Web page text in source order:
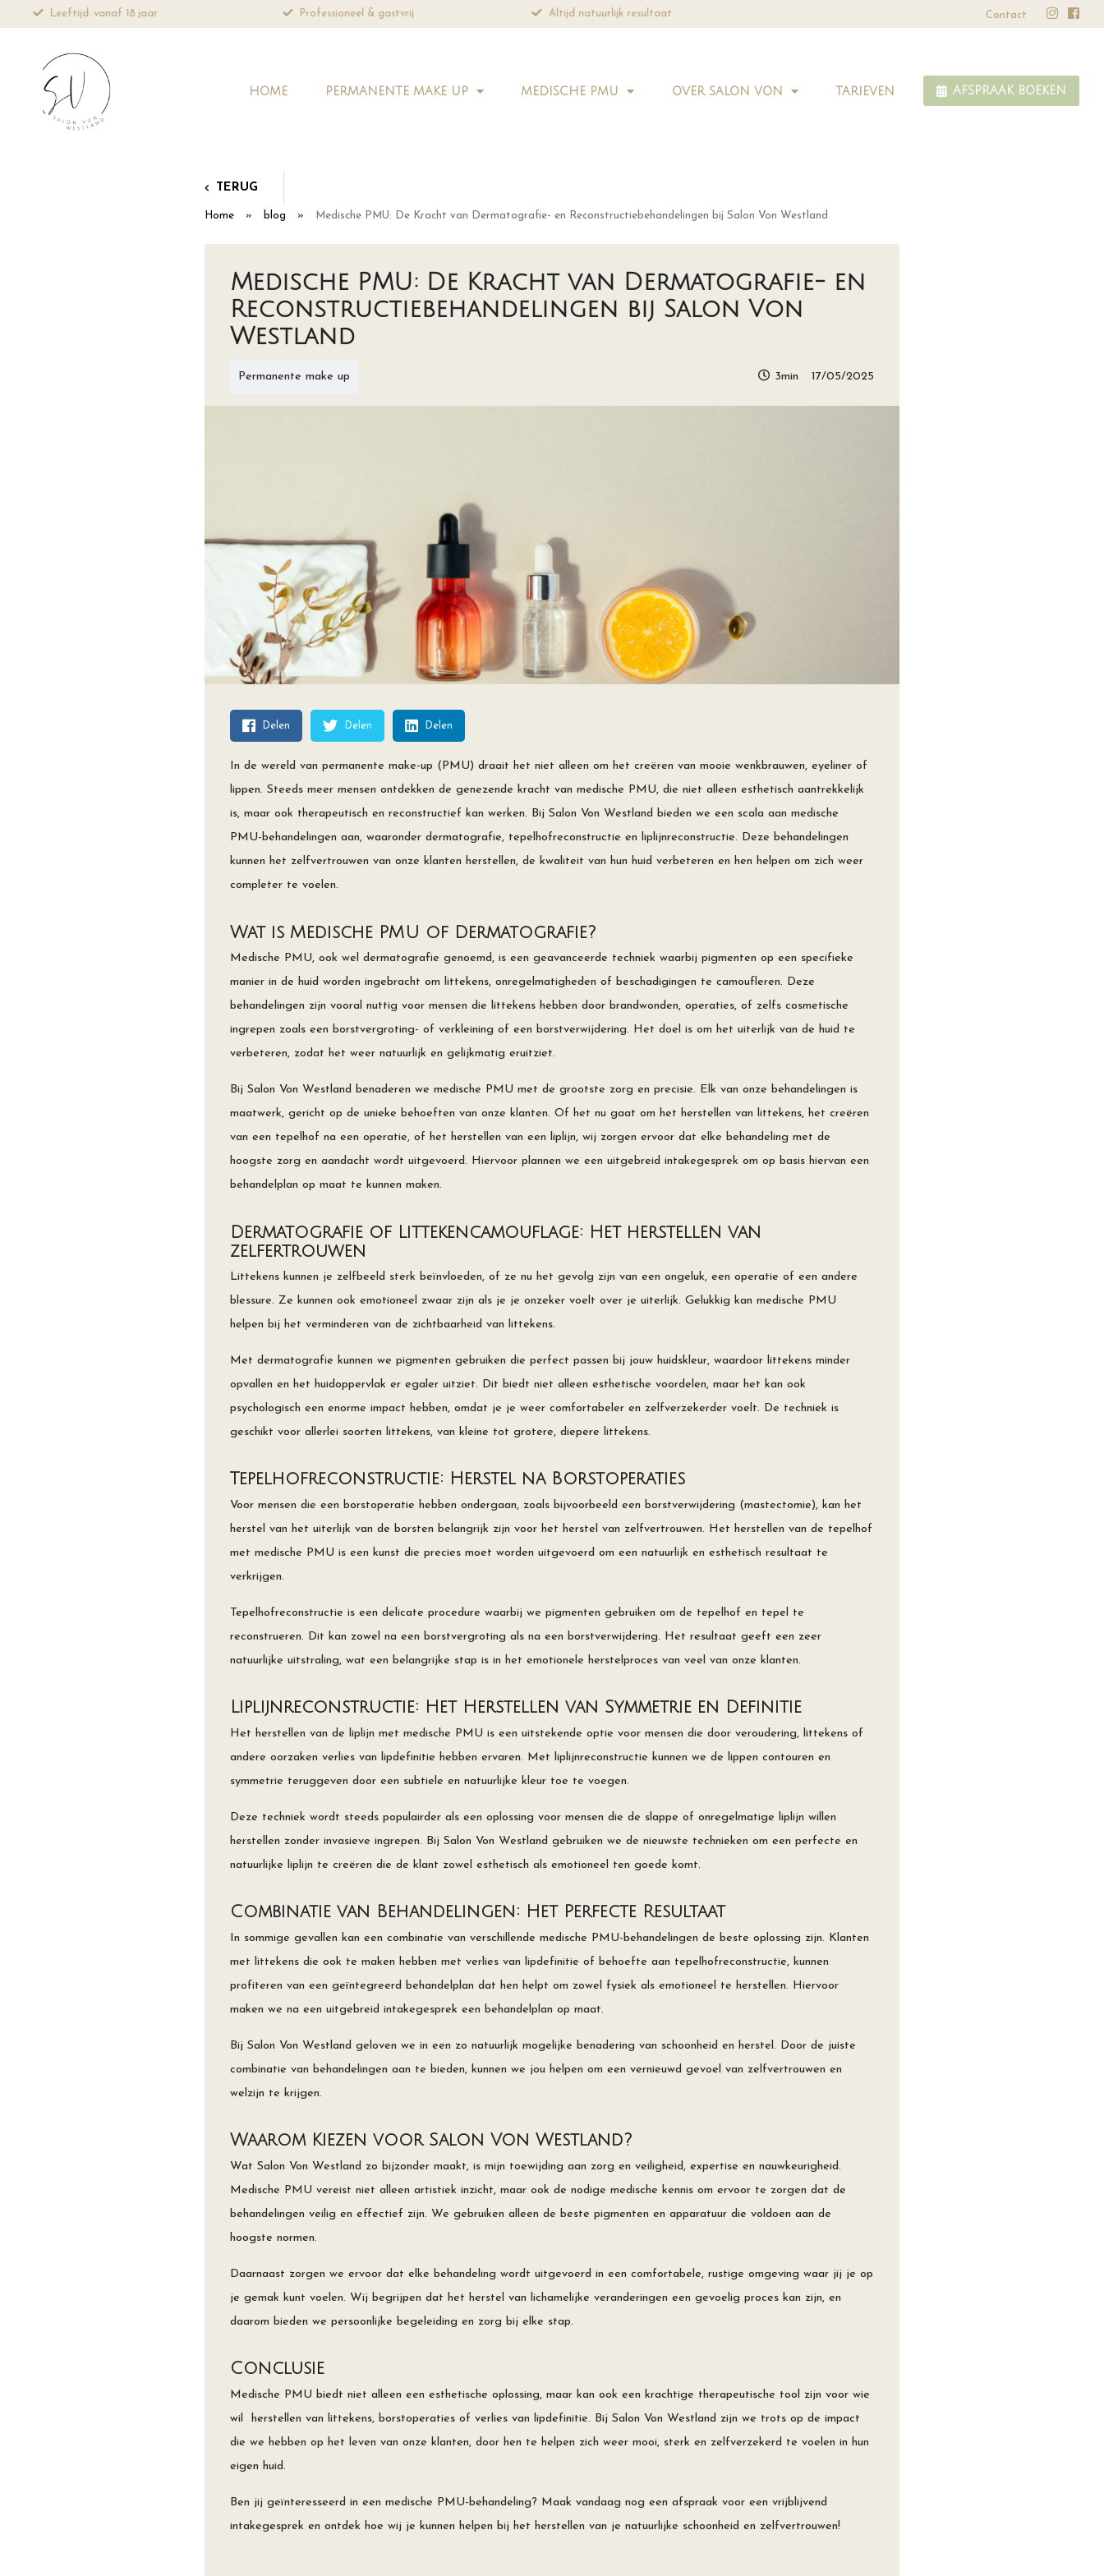
Leeftijd: vanaf 18 jaar Professioneel & gastvrij Altijd natuurlijk resultaat Leeftijd:
Contact
HOME PERMANENTE MAKE UP MEDISCHE PMU OVER SALON VON TARIEVEN AFSPRAAK BOEKEN
TERUG
Home » blog » Medische PMU: De Kracht van Dermatografie- en Reconstructiebehandelingen bij Salon Von Westland
Medische PMU: De Kracht van Dermatografie- en
Reconstructiebehandelingen bij Salon Von
Westland
Permanente make up 3min 17/05/2025
Delen Delen Delen
In de wereld van permanente make-up (PMU) draait het niet alleen om het creëren van mooie wenkbrauwen, eyeliner of
lippen. Steeds meer mensen ontdekken de genezende kracht van medische PMU, die niet alleen esthetisch aantrekkelijk
is, maar ook therapeutisch en reconstructief kan werken. Bij Salon Von Westland bieden we een scala aan medische
PMU-behandelingen aan, waaronder dermatografie, tepelhofreconstructie en liplijnreconstructie. Deze behandelingen
kunnen het zelfvertrouwen van onze klanten herstellen, de kwaliteit van hun huid verbeteren en hen helpen om zich weer
completer te voelen.
Wat is Medische PMU of Dermatografie?
Medische PMU, ook wel dermatografie genoemd, is een geavanceerde techniek waarbij pigmenten op een specifieke
manier in de huid worden ingebracht om littekens, onregelmatigheden of beschadigingen te camoufleren. Deze
behandelingen zijn vooral nuttig voor mensen die littekens hebben door brandwonden, operaties, of zelfs cosmetische
ingrepen zoals een borstvergroting- of verkleining of een borstverwijdering. Het doel is om het uiterlijk van de huid te
verbeteren, zodat het weer natuurlijk en gelijkmatig eruitziet.
Bij Salon Von Westland benaderen we medische PMU met de grootste zorg en precisie. Elk van onze behandelingen is
maatwerk, gericht op de unieke behoeften van onze klanten. Of het nu gaat om het herstellen van littekens, het creëren
van een tepelhof na een operatie, of het herstellen van een liplijn, wij zorgen ervoor dat elke behandeling met de
hoogste zorg en aandacht wordt uitgevoerd. Hiervoor plannen we een uitgebreid intakegesprek om op basis hiervan een
behandelplan op maat te kunnen maken.
Dermatografie of Littekencamouflage: Het herstellen van
zelfertrouwen
Littekens kunnen je zelfbeeld sterk beïnvloeden, of ze nu het gevolg zijn van een ongeluk, een operatie of een andere
blessure. Ze kunnen ook emotioneel zwaar zijn als je je onzeker voelt over je uiterlijk. Gelukkig kan medische PMU
helpen bij het verminderen van de zichtbaarheid van littekens.
Met dermatografie kunnen we pigmenten gebruiken die perfect passen bij jouw huidskleur, waardoor littekens minder
opvallen en het huidoppervlak er egaler uitziet. Dit biedt niet alleen esthetische voordelen, maar het kan ook
psychologisch een enorme impact hebben, omdat je je weer comfortabeler en zelfverzekerder voelt. De techniek is
geschikt voor allerlei soorten littekens, van kleine tot grotere, diepere littekens.
Tepelhofreconstructie: Herstel na Borstoperaties
Voor mensen die een borstoperatie hebben ondergaan, zoals bijvoorbeeld een borstverwijdering (mastectomie), kan het
herstel van het uiterlijk van de borsten belangrijk zijn voor het herstel van zelfvertrouwen. Het herstellen van de tepelhof
met medische PMU is een kunst die precies moet worden uitgevoerd om een natuurlijk en esthetisch resultaat te
verkrijgen.
Tepelhofreconstructie is een delicate procedure waarbij we pigmenten gebruiken om de tepelhof en tepel te
reconstrueren. Dit kan zowel na een borstvergroting als na een borstverwijdering. Het resultaat geeft een zeer
natuurlijke uitstraling, wat een belangrijke stap is in het emotionele herstelproces van veel van onze klanten.
Liplijnreconstructie: Het Herstellen van Symmetrie en Definitie
Het herstellen van de liplijn met medische PMU is een uitstekende optie voor mensen die door veroudering, littekens of
andere oorzaken verlies van lipdefinitie hebben ervaren. Met liplijnreconstructie kunnen we de lippen contouren en
symmetrie teruggeven door een subtiele en natuurlijke kleur toe te voegen.
Deze techniek wordt steeds populairder als een oplossing voor mensen die de slappe of onregelmatige liplijn willen
herstellen zonder invasieve ingrepen. Bij Salon Von Westland gebruiken we de nieuwste technieken om een perfecte en
natuurlijke liplijn te creëren die de klant zowel esthetisch als emotioneel ten goede komt.
Combinatie van Behandelingen: Het Perfecte Resultaat
In sommige gevallen kan een combinatie van verschillende medische PMU-behandelingen de beste oplossing zijn. Klanten
met littekens die ook te maken hebben met verlies van lipdefinitie of behoefte aan tepelhofreconstructie, kunnen
profiteren van een geïntegreerd behandelplan dat hen helpt om zowel fysiek als emotioneel te herstellen. Hiervoor
maken we na een uitgebreid intakegesprek een behandelplan op maat.
Bij Salon Von Westland geloven we in een zo natuurlijk mogelijke benadering van schoonheid en herstel. Door de juiste
combinatie van behandelingen aan te bieden, kunnen we jou helpen om een vernieuwd gevoel van zelfvertrouwen en
welzijn te krijgen.
Waarom Kiezen voor Salon Von Westland?
Wat Salon Von Westland zo bijzonder maakt, is mijn toewijding aan zorg en veiligheid, expertise en nauwkeurigheid.
Medische PMU vereist niet alleen artistiek inzicht, maar ook de nodige medische kennis om ervoor te zorgen dat de
behandelingen veilig en effectief zijn. We gebruiken alleen de beste pigmenten en apparatuur die voldoen aan de
hoogste normen.
Daarnaast zorgen we ervoor dat elke behandeling wordt uitgevoerd in een comfortabele, rustige omgeving waar jij je op
je gemak kunt voelen. Wij begrijpen dat het herstel van lichamelijke veranderingen een gevoelig proces kan zijn, en
daarom bieden we persoonlijke begeleiding en zorg bij elke stap.
Conclusie
Medische PMU biedt niet alleen een esthetische oplossing, maar kan ook een krachtige therapeutische tool zijn voor wie
wil herstellen van littekens, borstoperaties of verlies van lipdefinitie. Bij Salon Von Westland zijn we trots op de impact
die we hebben op het leven van onze klanten, door hen te helpen zich weer mooi, sterk en zelfverzekerd te voelen in hun
eigen huid.
Ben jij geïnteresseerd in een medische PMU-behandeling? Maak vandaag nog een afspraak voor een vrijblijvend
intakegesprek en ontdek hoe wij je kunnen helpen bij het herstellen van je natuurlijke schoonheid en zelfvertrouwen!